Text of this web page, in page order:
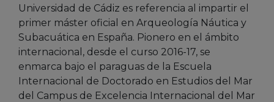
Universidad de Cádiz es referencia al impartir el
primer máster oficial en Arqueología Náutica y
Subacuática en España. Pionero en el ámbito
internacional, desde el curso 2016-17, se
enmarca bajo el paraguas de la Escuela
Internacional de Doctorado en Estudios del Mar
del Campus de Excelencia Internacional del Mar